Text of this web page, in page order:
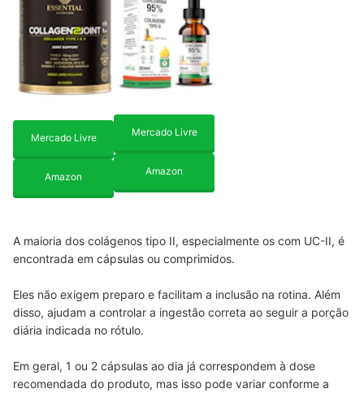
Mercado Livre
Amazon
Mercado Livre
Amazon
A maioria dos colágenos tipo II, especialmente os com UC-II, é
encontrada em cápsulas ou comprimidos.
Eles não exigem preparo e facilitam a inclusão na rotina. Além
disso, ajudam a controlar a ingestão correta ao seguir a porção
diária indicada no rótulo.
Em geral, 1 ou 2 cápsulas ao dia já correspondem à dose
recomendada do produto, mas isso pode variar conforme a